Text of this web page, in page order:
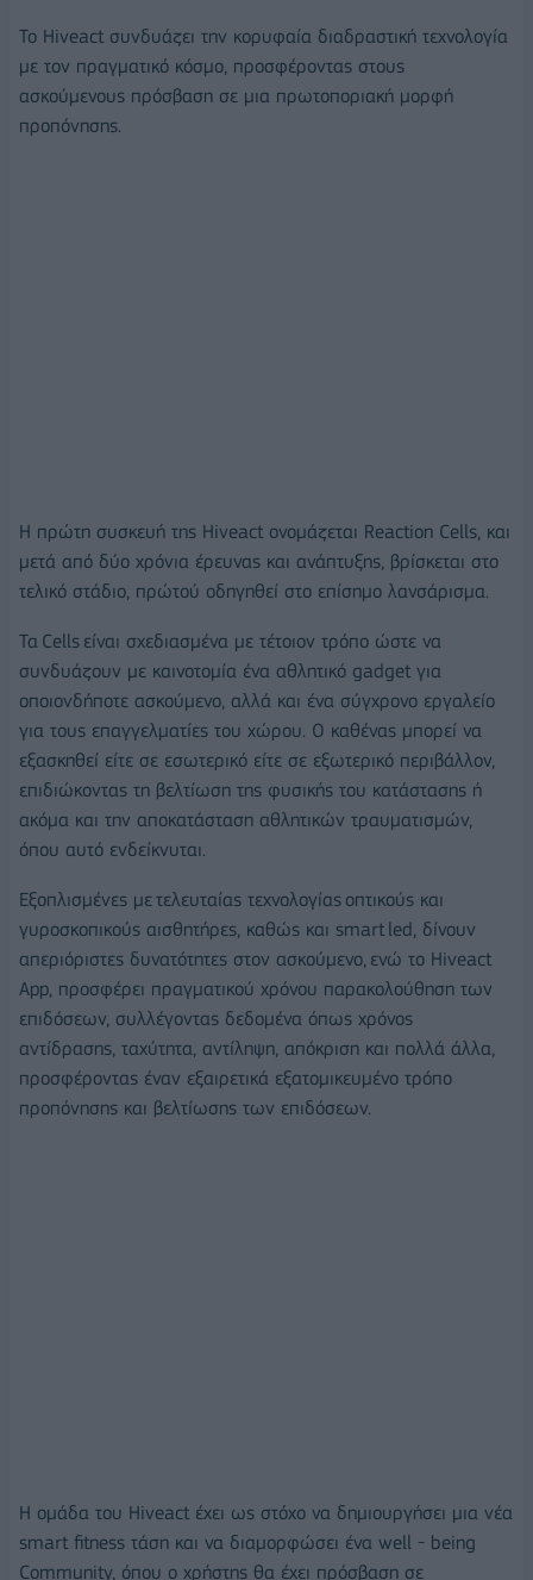
Το Hiveact συνδυάζει την κορυφαία διαδραστική τεχνολογία
με τον πραγματικό κόσμο, προσφέροντας στους
ασκούμενους πρόσβαση σε μια πρωτοποριακή μορφή
προπόνησης.
H πρώτη συσκευή της Hiveact ονομάζεται Reaction Cells, και
μετά από δύο χρόνια έρευνας και ανάπτυξης, βρίσκεται στο
τελικό στάδιο, πρώτού οδηγηθεί στο επίσημο λανσάρισμα.
Τα Cells είναι σχεδιασμένα με τέτοιον τρόπο ώστε να
συνδυάζουν με καινοτομία ένα αθλητικό gadget για
οποιονδήποτε ασκούμενο, αλλά και ένα σύγχρονο εργαλείο
για τους επαγγελματίες του χώρου. Ο καθένας μπορεί να
εξασκηθεί είτε σε εσωτερικό είτε σε εξωτερικό περιβάλλον,
επιδιώκοντας τη βελτίωση της φυσικής του κατάστασης ή
ακόμα και την αποκατάσταση αθλητικών τραυματισμών
όπου αυτό ενδείκνυται.
Εξοπλισμένες μετελευταίας τεχνολογίας οπτικούς και
γυροσκοπικούς αισθητήρες, καθώς και smart led , δίνουν
απεριόριστες δυνατότητες στον ασκούμενο, ενώ το Hiveact
App προσφέρει πραγματικού χρόνου παρακολούθηση των
επιδόσεων, συλλέγοντας δεδομένα όπως χρόνος
αντίδρασης, ταχύτητα, αντίληψη, απόκριση και πολλά άλλα,
προσφέροντας έναν εξαιρετικά εξατομικευμένο τρόπο
προπόνησης και βελτίωσης των επιδόσεων.
Η ομάδα του Hiveact έχει ως στόχο να δημιουργήσει μια νέα
smart fitness τάση και να διαμορφώσει ένα well - being
Community, όπου ο χρήστης θα έχει πρόσβαση σε